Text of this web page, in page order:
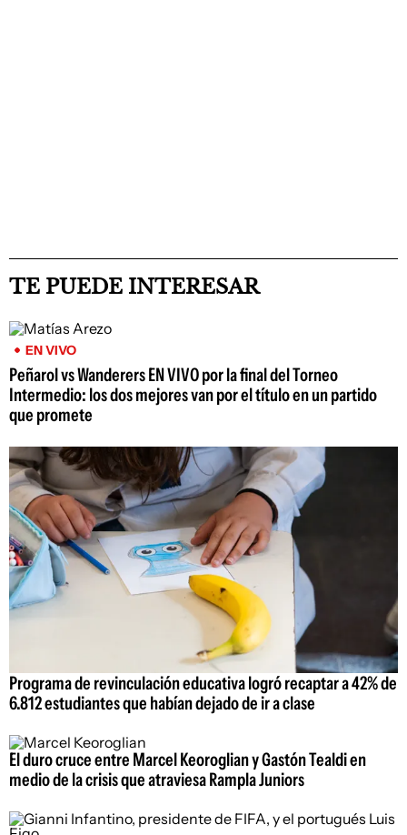
TE PUEDE INTERESAR
EN VIVO
Peñarol vs Wanderers EN VIVO por la final del Torneo
Intermedio: los dos mejores van por el título en un partido
que promete
Programa de revinculación educativa logró recaptar a 42% de
6.812 estudiantes que habían dejado de ir a clase
El duro cruce entre Marcel Keoroglian y Gastón Tealdi en
medio de la crisis que atraviesa Rampla Juniors